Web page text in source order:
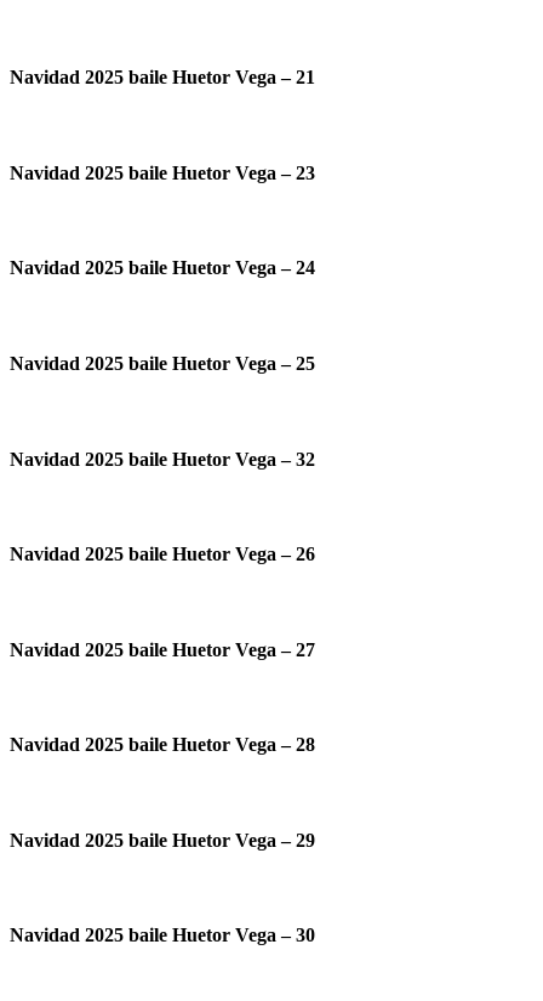
Navidad 2025 baile Huetor Vega – 21
Navidad 2025 baile Huetor Vega – 23
Navidad 2025 baile Huetor Vega – 24
Navidad 2025 baile Huetor Vega – 25
Navidad 2025 baile Huetor Vega – 32
Navidad 2025 baile Huetor Vega – 26
Navidad 2025 baile Huetor Vega – 27
Navidad 2025 baile Huetor Vega – 28
Navidad 2025 baile Huetor Vega – 29
Navidad 2025 baile Huetor Vega – 30